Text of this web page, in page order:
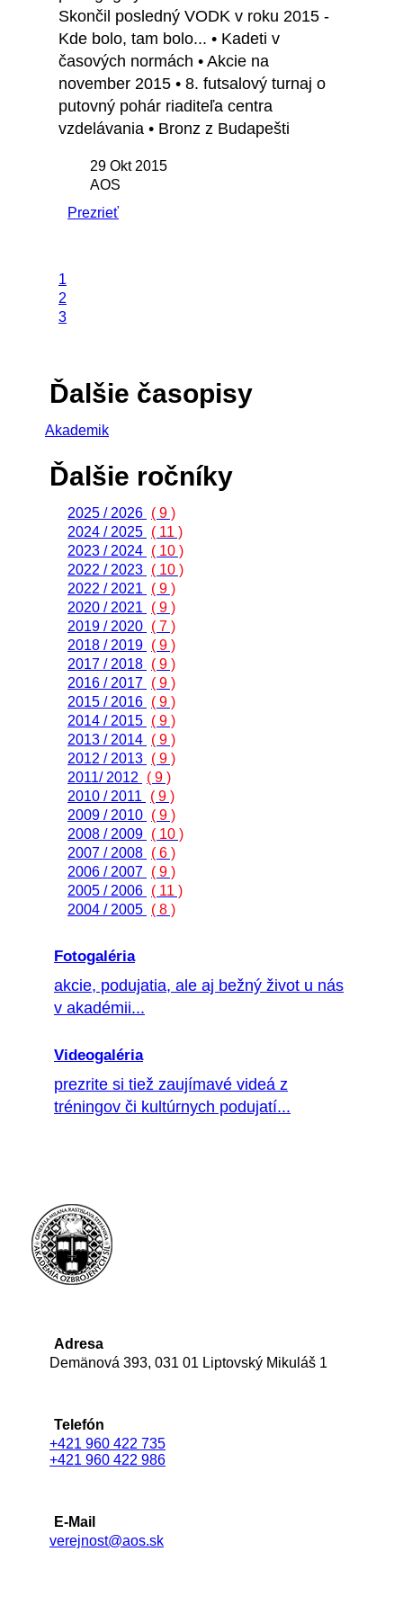
Skončil posledný VODK v roku 2015 -
Kde bolo, tam bolo... • Kadeti v
časových normách • Akcie na
november 2015 • 8. futsalový turnaj o
putovný pohár riaditeľa centra
vzdelávania • Bronz z Budapešti
29 Okt 2015
AOS
Prezrieť
1
2
3
Ďalšie časopisy
Akademik
Ďalšie ročníky
2025 / 2026 ( 9 )
2024 / 2025 ( 11 )
2023 / 2024 ( 10 )
2022 / 2023 ( 10 )
2022 / 2021
( 9 )
2020 / 2021
( 9 )
2019 / 2020 ( 7 )
2018 / 2019 ( 9 )
2017 / 2018 ( 9 )
2016 / 2017 ( 9 )
2015 / 2016 ( 9 )
2014 / 2015 ( 9 )
2013 / 2014 ( 9 )
2012 / 2013 ( 9 )
2011/ 2012
( 9 )
2010 / 2011
( 9 )
2009 / 2010 ( 9 )
2008 / 2009 ( 10 )
2007 / 2008 ( 6 )
2006 / 2007 ( 9 )
2005 / 2006 ( 11 )
2004 / 2005 ( 8 )
Fotogaléria
akcie, podujatia, ale aj bežný život u nás
v akadémii...
Videogaléria
prezrite si tiež zaujímavé videá z
tréningov či kultúrnych podujatí...
Adresa
Demänová 393, 031 01 Liptovský Mikuláš 1
Telefón
+421 960 422 735
+421 960 422 986
E-Mail
verejnost@aos.sk